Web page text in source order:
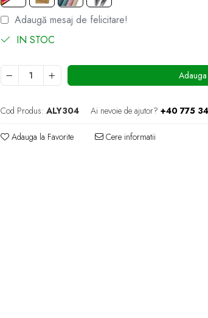
Adaugă mesaj de felicitare!
IN STOC
Cod Produs: ALY304 Ai nevoie de ajutor? +40 775
Adauga la Favorite Cere informatii